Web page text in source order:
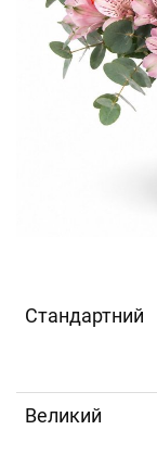
Cтандартний
Великий